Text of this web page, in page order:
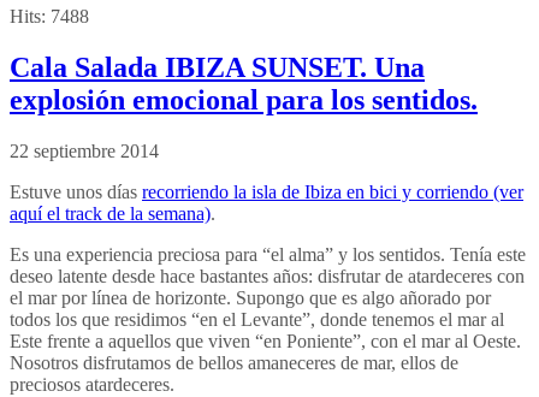
Hits: 7488
Cala Salada IBIZA SUNSET. Una
explosión emocional para los sentidos.
22 septiembre 2014
Estuve unos días recorriendo la isla de Ibiza en bici y corriendo (ver
aquí el track de la semana).
Es una experiencia preciosa para “el alma” y los sentidos. Tenía este
deseo latente desde hace bastantes años: disfrutar de atardeceres con
el mar por línea de horizonte. Supongo que es algo añorado por
todos los que residimos “en el Levante”, donde tenemos el mar al
Este frente a aquellos que viven “en Poniente”, con el mar al Oeste.
Nosotros disfrutamos de bellos amaneceres de mar, ellos de
preciosos atardeceres.